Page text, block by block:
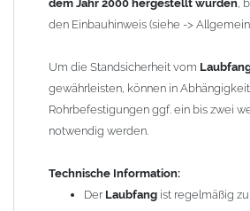
Kupferbauteile nicht mit Zink, Aluminium
Bauteilen zusammen verbaut werden.
durch Kupferionen stark angegriffen,
Regenwasser von Kupfer auf sie fließt.
Wasserfluss so lenken, dass er nur von
verzinkten Bauteilen in Richtung Kupfer
dem Jahr 2000 hergestellt wurden,
den Einbauhinweis (siehe ->
Um die Standsicherheit vom
gewährleisten, können in
Rohrbefestigungen ggf. ein bis zwei
notwendig werden.
Technische Information:
Der Laubfang ist regelmäßig